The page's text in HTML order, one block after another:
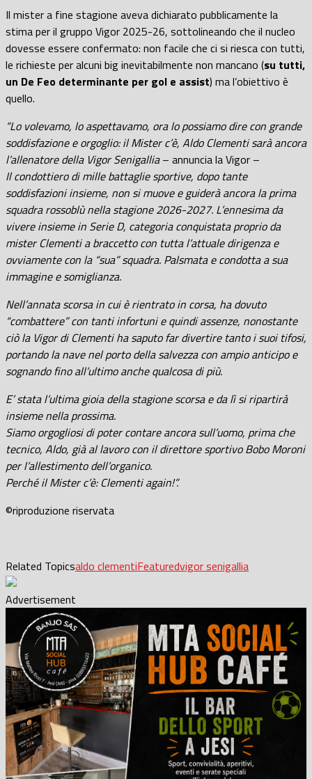
Il mister a fine stagione aveva dichiarato pubblicamente la
stima per il gruppo Vigor 2025-26, sottolineando che il nucleo
dovesse essere confermato: non facile che ci si riesca con tutti,
le richieste per alcuni big inevitabilmente non mancano (su tutti,
un De Feo determinante per gol e assist) ma l’obiettivo è
quello.
“Lo volevamo, lo aspettavamo, ora lo possiamo dire con grande
soddisfazione e orgoglio: il Mister c’è, Aldo Clementi sarà ancora
l’allenatore della Vigor Senigallia– annuncia la Vigor –
Il condottiero di mille battaglie sportive, dopo tante
soddisfazioni insieme, non si muove e guiderà ancora la prima
squadra rossoblù nella stagione 2026-2027. L’ennesima da
vivere insieme in Serie D, categoria conquistata proprio da
mister Clementi a braccetto con tutta l’attuale dirigenza e
ovviamente con la “sua” squadra. Palsmata e condotta a sua
immagine e somiglianza.
Nell’annata scorsa in cui è rientrato in corsa, ha dovuto
“combattere” con tanti infortuni e quindi assenze, nonostante
ciò la Vigor di Clementi ha saputo far divertire tanto i suoi tifosi,
portando la nave nel porto della salvezza con ampio anticipo e
sognando fino all’ultimo anche qualcosa di più.
E’ stata l’ultima gioia della stagione scorsa e da lì si ripartirà
insieme nella prossima.
Siamo orgogliosi di poter contare ancora sull’uomo, prima che
tecnico, Aldo, già al lavoro con il direttore sportivo Bobo Moroni
per l’allestimento dell’organico.
Perché il Mister c’è: Clementi again!”.
©riproduzione riservata
Related Topicsaldo clementiFeaturedvigor senigallia
Advertisement